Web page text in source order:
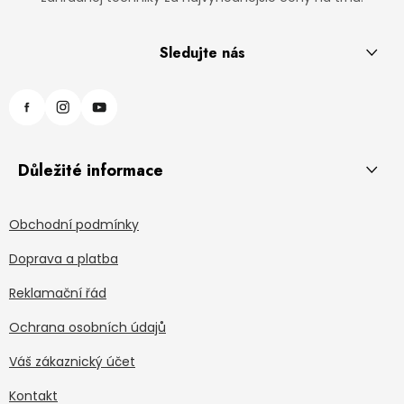
Sledujte nás
Důležité informace
Obchodní podmínky
Doprava a platba
Reklamační řád
Ochrana osobních údajů
Váš zákaznický účet
Kontakt